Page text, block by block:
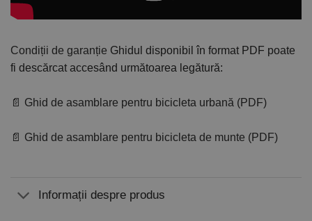
Condiții de garanție Ghidul disponibil în format PDF poate
fi descărcat accesând următoarea legătură:
📄 Ghid de asamblare pentru bicicleta urbană (PDF)
📄 Ghid de asamblare pentru bicicleta de munte (PDF)
Informații despre produs